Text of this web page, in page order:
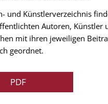
und Künstlerverzeichnis
Autoren, Künstler
mit ihren jeweiligen
geordnet.
PDF